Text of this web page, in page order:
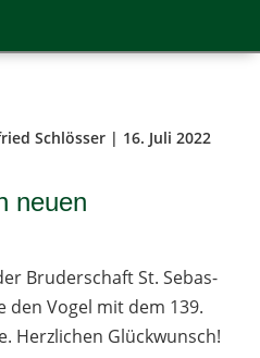
Schlösser | 16. Juli 2022
neuen
Bru­der­schaft St. Sebas­
Vogel mit dem 139.
Herz­li­chen Glückwunsch!